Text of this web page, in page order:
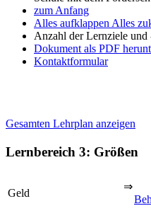
zum Anfang
Alles aufklappen Alles
Anzahl der Lernziele und
Dokument als PDF
Kontaktformular
Gesamten Lehrplan anzeigen
Lernbereich 3: Größen
Geld
⇒